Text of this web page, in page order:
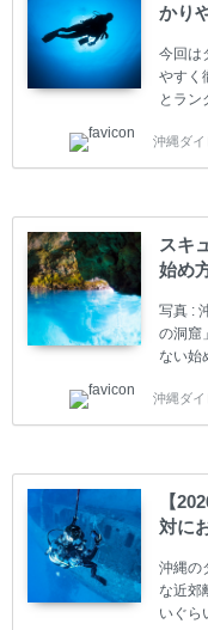
かり
今回は
やすく
とラン
す。
育機関
動を
トリー
スまで
体)に
容に違
沖縄ダ
スキ
始め
写真 :
の洞窟
ない始
やまだ
スキュ
ダイ
うかも
のリス
危険な
ダイビ
沖縄ダ
【
対に
沖縄の
な近郊
いぐら